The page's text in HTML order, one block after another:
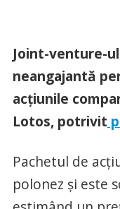
Joint-venture-
neangajantă
acţiunile
Lotos, potrivit
Pachetul de
polonez şi este